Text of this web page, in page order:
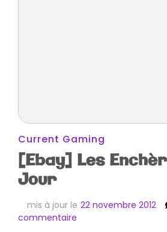
Current Gaming
[Ebay] Les
Jour
mis à jour le 22 novembre 2012
commentaire